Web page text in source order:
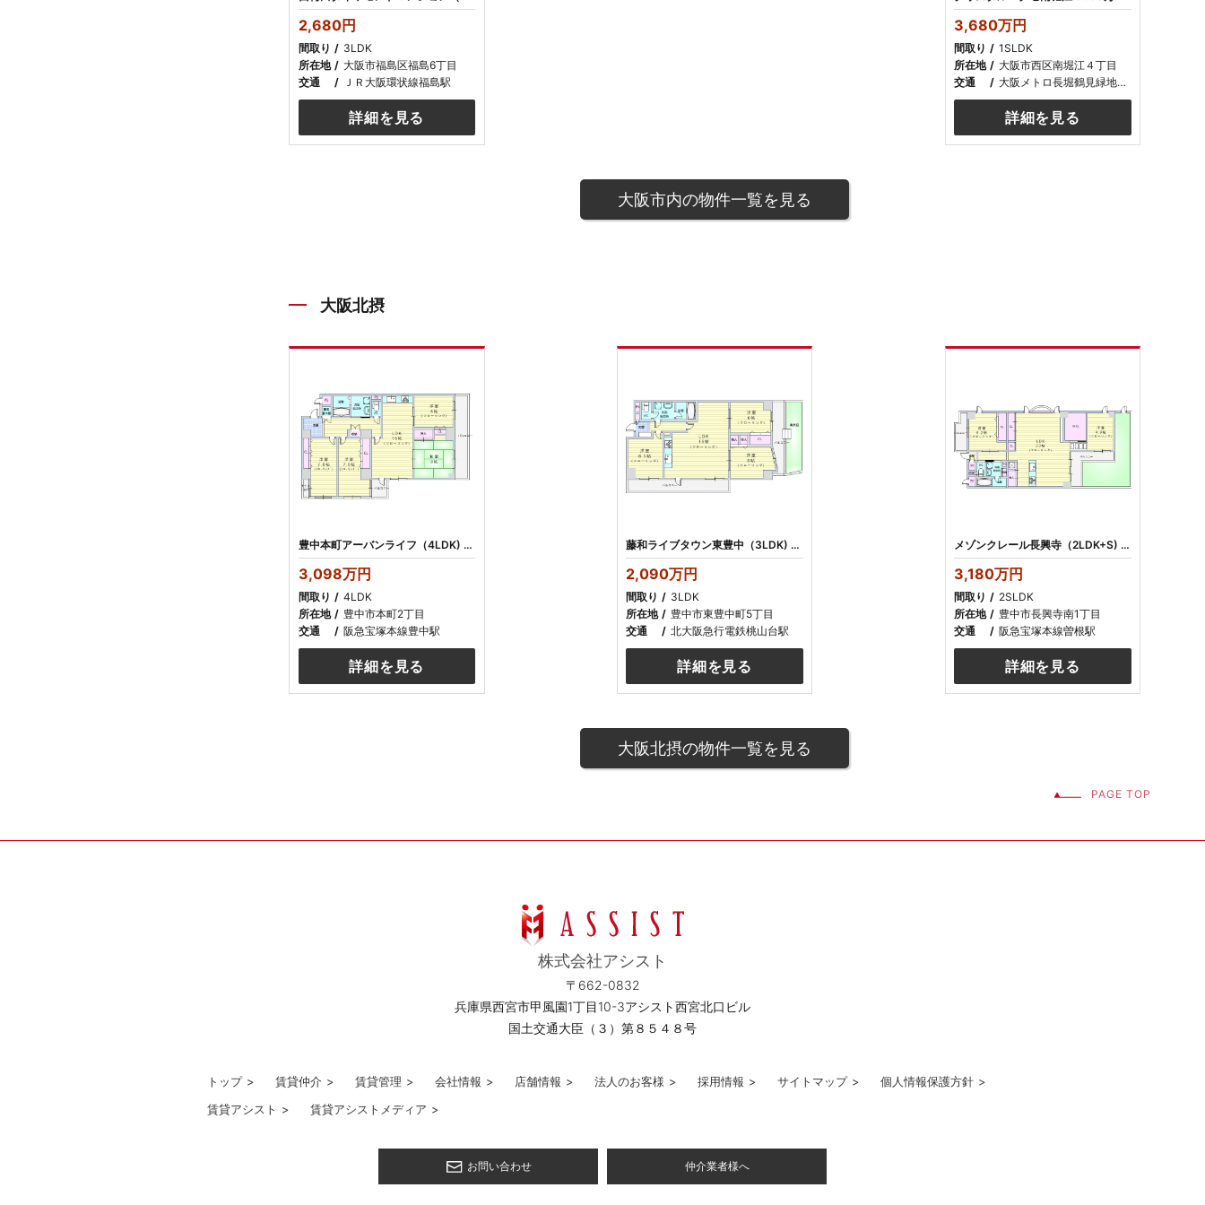
2,680円
間取り
3LDK
所在地
大阪市福島区福島6丁目
交通
ＪＲ大阪環状線福島駅
詳細を見る
3,680万円
間取り
1SLDK
所在地
大阪市西区南堀江４丁目
交通
大阪メトロ長堀鶴見緑地線ドーム前千代崎駅
詳細を見る
大阪市内の物件一覧を見る
大阪北摂
豊中本町アーバンライフ（4LDK) 3098万円 リフォーム済み
3,098万円
間取り
4LDK
所在地
豊中市本町2丁目
交通
阪急宝塚本線豊中駅
詳細を見る
藤和ライブタウン東豊中（3LDK) 2090万円 リフォーム済み
2,090万円
間取り
3LDK
所在地
豊中市東豊中町5丁目
交通
北大阪急行電鉄桃山台駅
詳細を見る
メゾンクレール長興寺（2LDK+S) 3180万円 リフォーム済み
3,180万円
間取り
2SLDK
所在地
豊中市長興寺南1丁目
交通
阪急宝塚本線曽根駅
詳細を見る
大阪北摂の物件一覧を見る
PAGE TOP
株式会社アシスト
〒662-0832
兵庫県西宮市甲風園1丁目10-3アシスト西宮北口ビル
国土交通大臣（３）第８５４８号
トップ > 賃貸仲介 > 賃貸管理 > 会社情報 > 店舗情報 > 法人のお客様 > 採用情報 > サイトマップ > 個人情報保護方針 >
賃貸アシスト > 賃貸アシストメディア >
お問い合わせ 仲介業者様へ